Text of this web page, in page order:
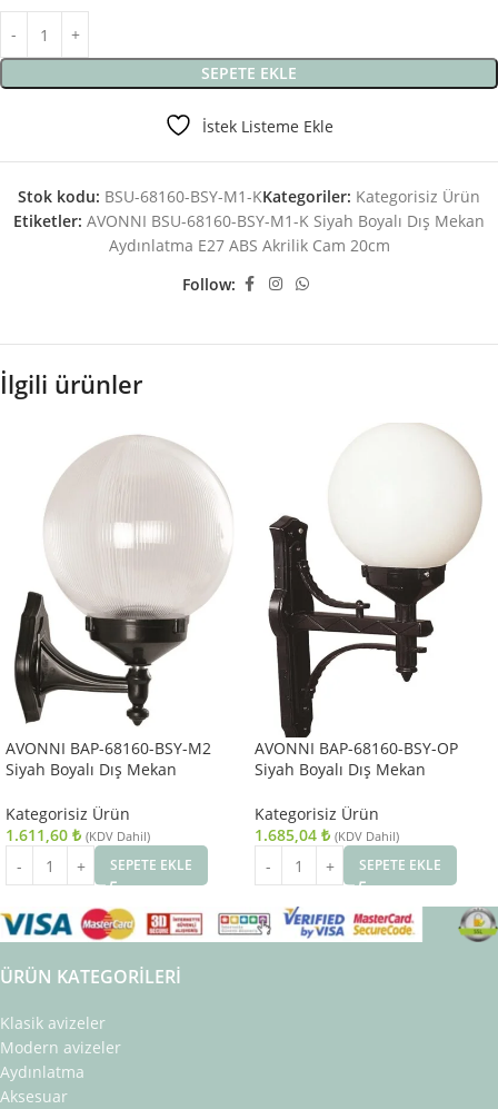
SEPETE EKLE
İstek Listeme Ekle
Stok kodu: BSU-68160-BSY-M1-KKategoriler: Kategorisiz Ürün
Etiketler: AVONNI BSU-68160-BSY-M1-K Siyah Boyalı Dış Mekan
Aydınlatma E27 ABS Akrilik Cam 20cm
Follow:
İlgili ürünler
AVONNI BAP-68160-BSY-M2
Siyah Boyalı Dış Mekan
30x25cm
Kategorisiz Ürün
1.611,60 ₺ (KDV Dahil)
SEPETE EKLE
AVONNI BAP-68160-BSY-OP
Siyah Boyalı Dış Mekan
Cam 35x25cm
Kategorisiz Ürün
1.685,04 ₺ (KDV Dahil)
SEPETE EKLE
ÜRÜN KATEGORILERI
Klasik avizeler
Modern avizeler
Aydınlatma
Aksesuar